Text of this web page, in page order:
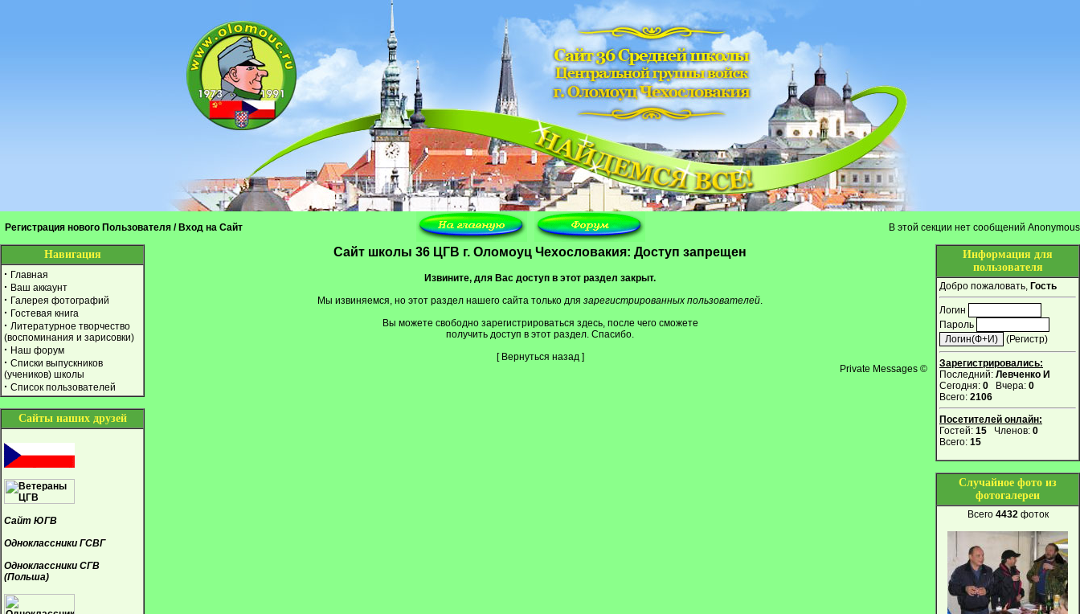
Регистрация нового Пользователя / Вход на Сайт В этой секции нет сообщений Anonymous
Навигация
· Главная
· Ваш аккаунт
· Галерея фотографий
· Гостевая книга
· Литературное творчество
(воспоминания и зарисовки)
· Наш форум
· Списки выпускников
(учеников) школы
· Список пользователей
Сайты наших друзей
Сайт ЮГВ
Одноклассники ГСВГ
Одноклассники СГВ
(Польша)
Cайт школы 36 ЦГВ г. Оломоуц Чехословакия: Доступ запрещен
Извините, для Вас доступ в этот раздел закрыт.
Мы извиняемся, но этот раздел нашего сайта только для зарегистрированных пользователей.
Вы можете свободно зарегистрироваться здесь, после чего сможете
получить доступ в этот раздел. Спасибо.
[ Вернуться назад]
Private Messages ©
Информация для
пользователя
Добро пожаловать, Гость
Логин
Пароль
(Регистр)
Зарегистрировались:
Последний: Левченко И
Сегодня: 0 Вчера: 0
Всего: 2106
Посетителей онлайн:
Гостей: 15 Членов: 0
Всего: 15
Случайное фото из
фотогалереи
Всего4432фоток